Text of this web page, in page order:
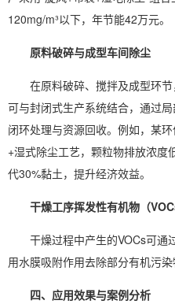
120mg/m³以下，年节能42万元。
原料破碎与成型车间除尘
在原料破碎、搅拌及成型环
可与封闭式生产系统结合，通过
闭环处理与资源回收。例如，某
+湿式除尘工艺，颗粒物排放浓度
代30%黏土，提升经济效益。
干燥工序挥发性有机物（
干燥过程中产生的VOCs可通
用水膜吸附作用去除部分有机污染
四、应用效果与案例分析